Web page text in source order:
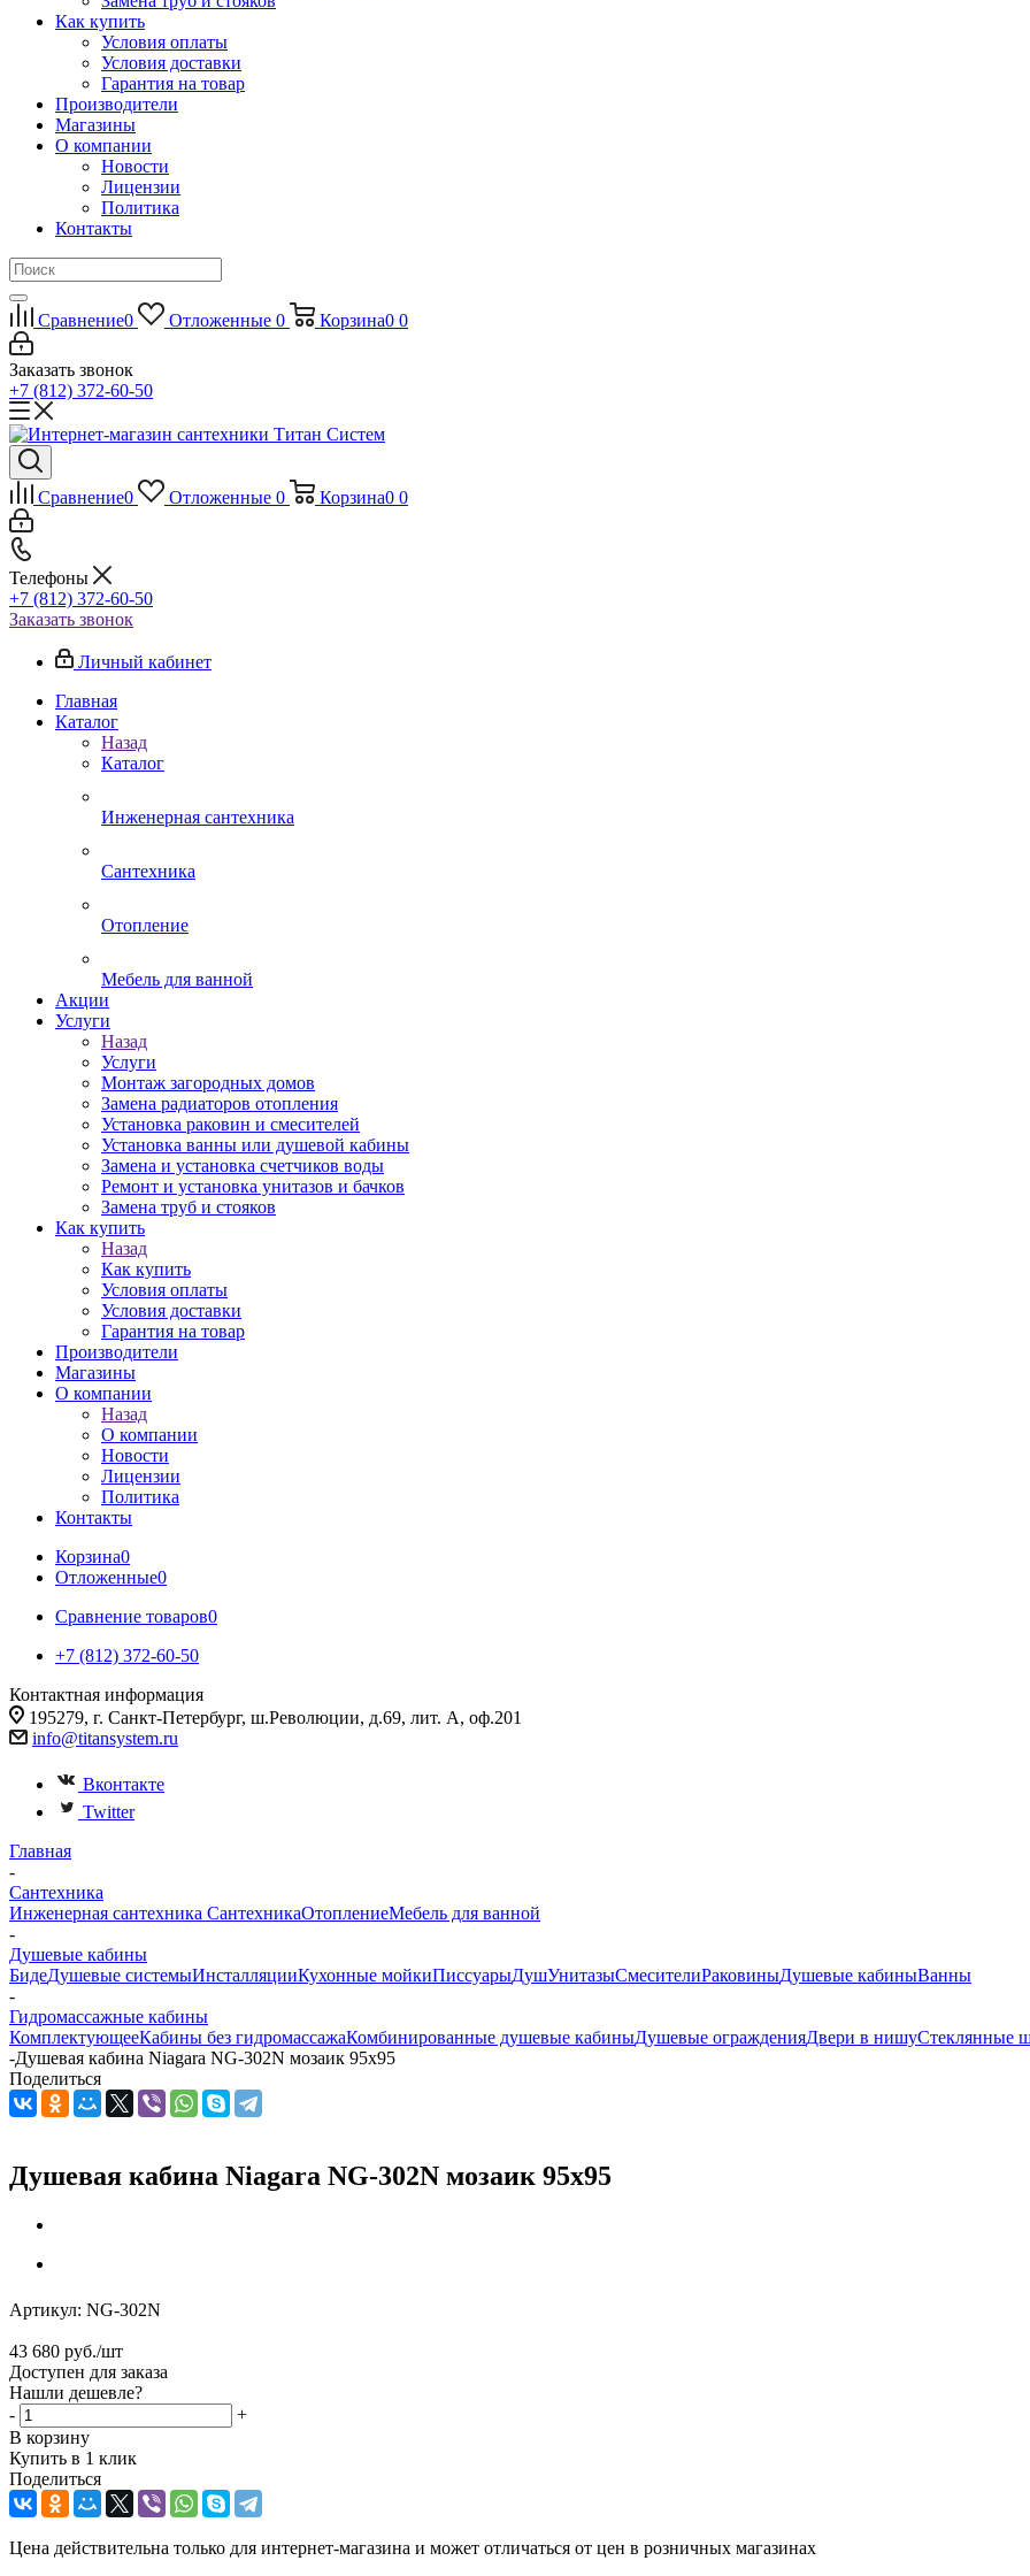
Как купить
Условия оплаты
Условия доставки
Гарантия на товар
Производители
Магазины
О компании
Новости
Лицензии
Политика
Контакты
Сравнение0 Отложенные 0 Корзина0 0
Заказать звонок
+7 (812) 372-60-50
Сравнение0 Отложенные 0 Корзина0 0
Телефоны
+7 (812) 372-60-50
Заказать звонок
Личный кабинет
Главная
Каталог
Назад
Каталог
Инженерная сантехника
Сантехника
Отопление
Мебель для ванной
Акции
Услуги
Назад
Услуги
Монтаж загородных домов
Замена радиаторов отопления
Установка раковин и смесителей
Установка ванны или душевой кабины
Замена и установка счетчиков воды
Ремонт и установка унитазов и бачков
Замена труб и стояков
Как купить
Назад
Как купить
Условия оплаты
Условия доставки
Гарантия на товар
Производители
Магазины
О компании
Назад
О компании
Новости
Лицензии
Политика
Контакты
Корзина0
Отложенные0
Сравнение товаров0
+7 (812) 372-60-50
Контактная информация
195279, г. Санкт-Петербург, ш.Революции, д.69, лит. А, оф.201
info@titansystem.ru
Вконтакте
Twitter
Главная
-
Сантехника
Инженерная сантехника СантехникаОтоплениеМебель для ванной
-
Душевые кабины
БидеДушевые системыИнсталляцииКухонные мойкиПиссуарыДушУнитазыСмесителиРаковиныДушевые кабиныВанны
-
Гидромассажные кабины
КомплектующееКабины без гидромассажаКомбинированные душевые кабиныДушевые огражденияДвери в нишуСтеклянные
-Душевая кабина Niagara NG-302N мозаик 95х95
Поделиться
Душевая кабина Niagara NG-302N мозаик 95х95
Артикул: NG-302N
43 680 руб./шт
Доступен для заказа
Нашли дешевле?
-
+
В корзину
Купить в 1 клик
Поделиться
Цена действительна только для интернет-магазина и может отличаться от цен в розничных магазинах